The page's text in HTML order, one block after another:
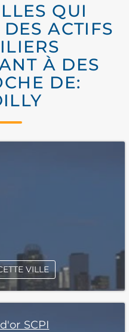
QUI
ACTIFS
À DES
DE:
VILLE
SCPI